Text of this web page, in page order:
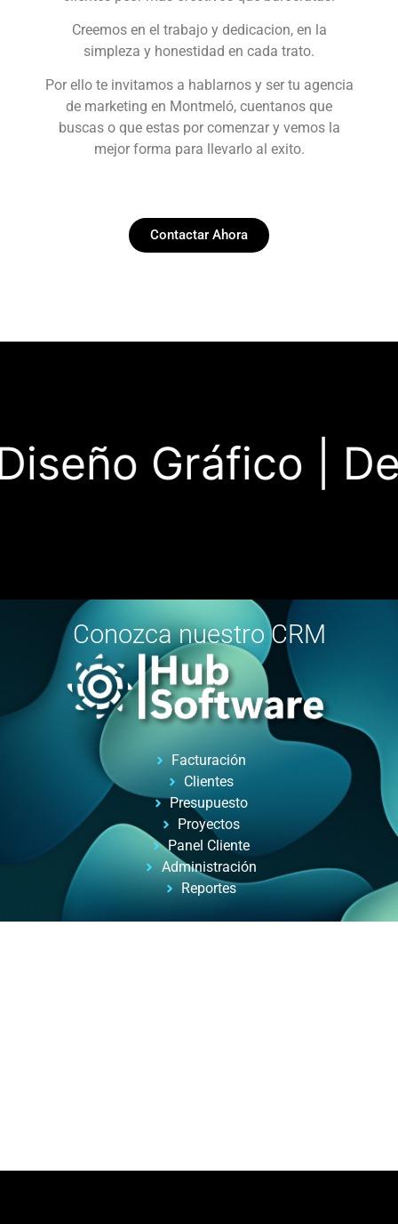
Creemos en el trabajo y dedicacion, en la
simpleza y honestidad en cada trato.
Por ello te invitamos a hablarnos y ser tu agencia
de marketing en Montmeló, cuentanos que
buscas o que estas por comenzar y vemos la
mejor forma para llevarlo al exito.
Contactar Ahora
Gráfico |
Conozca nuestro CRM
Facturación
Clientes
Presupuesto
Proyectos
Panel Cliente
Administración
Reportes